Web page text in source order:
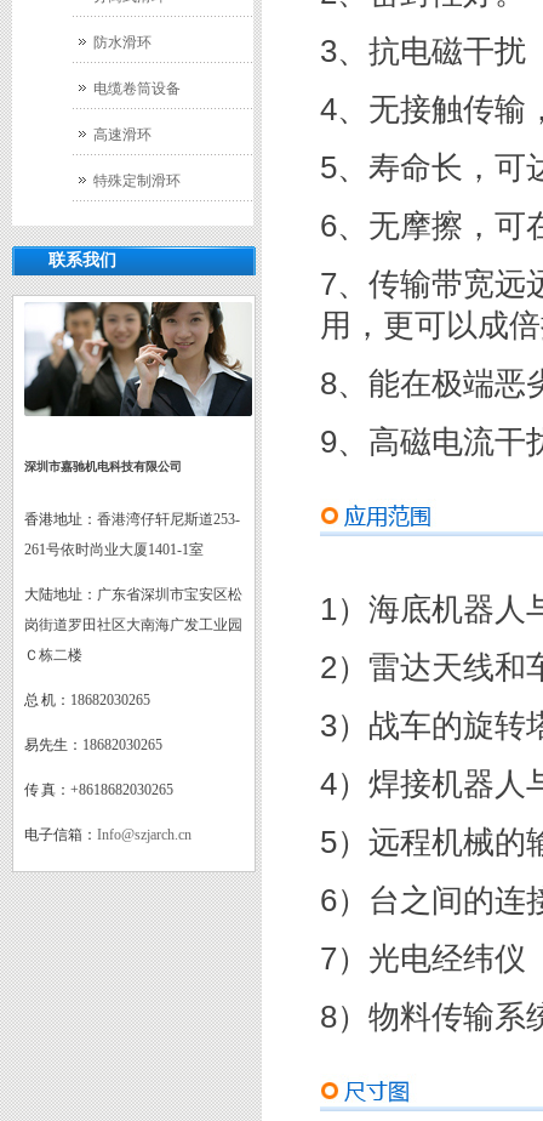
防水滑环
电缆卷筒设备
高速滑环
特殊定制滑环
联系我们
深圳市嘉驰机电科技有限公司
香港地址： 香港湾仔轩尼斯道253-
261号依时尚业大厦1401-1室
大陆地址： 广东省深圳市宝安区松
岗街道罗田社区大南海广发工业园
Ｃ栋二楼
总 机： 18682030265
易先生： 18682030265
传 真： +8618682030265
电子信箱： Info@szjarch.cn
3、抗电磁干扰
4、无接触传输
5、寿命长，可
6、无摩擦，可
7、传输带宽远
用，更可以成
8、能在极端恶
9、高磁电流干
1）海底机器人
2）雷达天线和
3）战车的旋转
4）焊接机器人
5）远程机械的
6）台之间的连
7）光电经纬仪
8）物料传输系